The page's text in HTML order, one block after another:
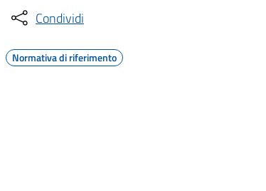
Condividi
Normativa di riferimento